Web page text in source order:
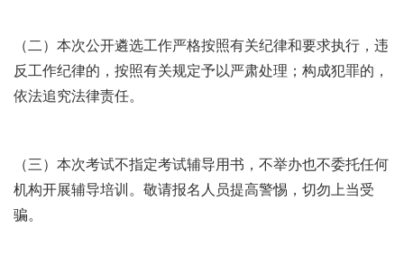
（二）本次公开遴选工作严格按照有关纪律和要求执行，违
反工作纪律的，按照有关规定予以严肃处理；构成犯罪的，
依法追究法律责任。
（三）本次考试不指定考试辅导用书，不举办也不委托任何
机构开展辅导培训。敬请报名人员提高警惕，切勿上当受
骗。